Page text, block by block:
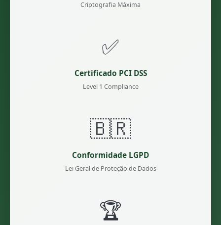
Criptografia Máxima
✅
Certificado PCI DSS
Level 1 Compliance
🇧🇷
Conformidade LGPD
Lei Geral de Proteção de Dados
🏆